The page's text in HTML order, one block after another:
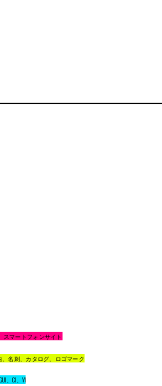
スマートフォンサイト
、名刺、カタログ、ロゴマーク
、CI、VI